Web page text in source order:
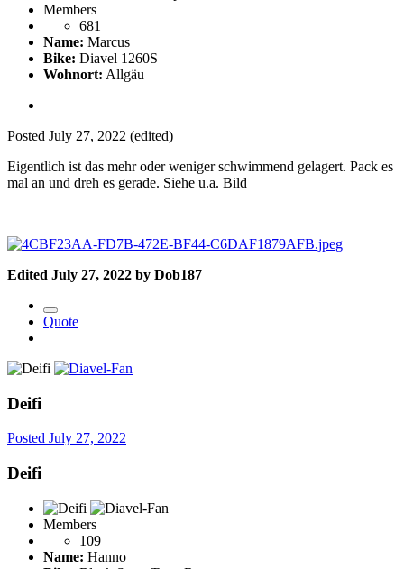
Members
681
Name: Marcus
Bike: Diavel 1260S
Wohnort: Allgäu
Posted July 27, 2022 (edited)
Eigentlich ist das mehr oder weniger schwimmend gelagert. Pack es
mal an und dreh es gerade. Siehe u.a. Bild
Edited July 27, 2022 by Dob187
Quote
Deifi
Posted July 27, 2022
Deifi
Members
109
Name: Hanno